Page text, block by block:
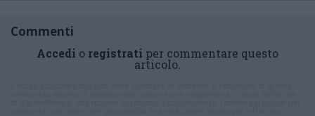
Commenti
Accedi o registrati per commentare questo
articolo.